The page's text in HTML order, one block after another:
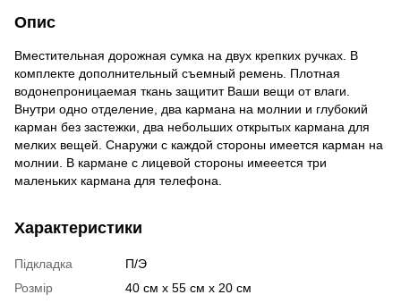
Опис
Вместительная дорожная сумка на двух крепких ручках. В
комплекте дополнительный съемный ремень. Плотная
водонепроницаемая ткань защитит Ваши вещи от влаги.
Внутри одно отделение, два кармана на молнии и глубокий
карман без застежки, два небольших открытых кармана для
мелких вещей. Снаружи с каждой стороны имеется карман на
молнии. В кармане с лицевой стороны имееется три
маленьких кармана для телефона.
Характеристики
Підкладка
П/Э
Розмір
40 см x 55 см x 20 см